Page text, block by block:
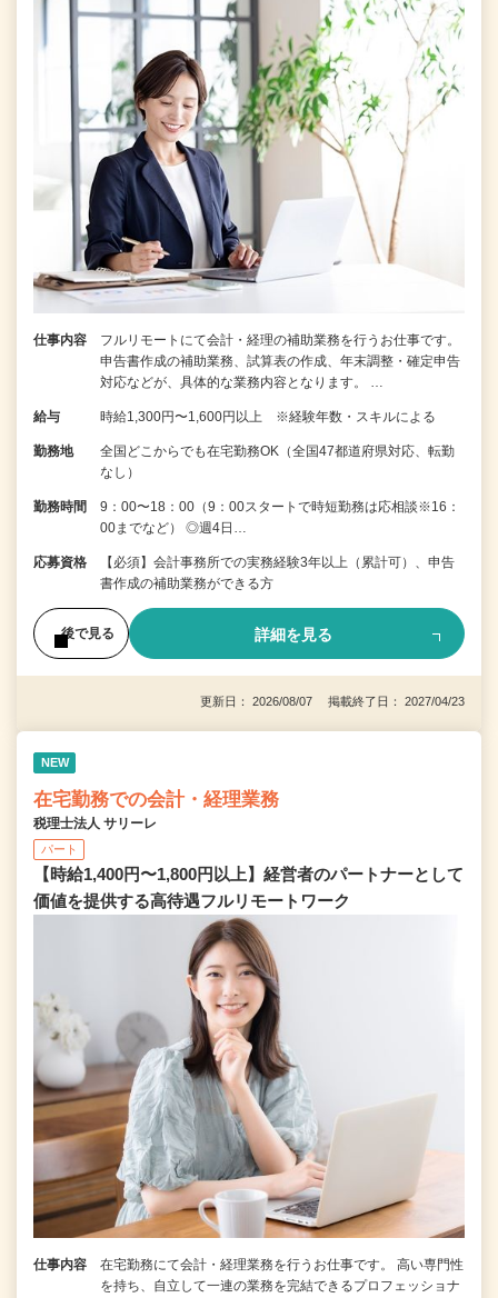
仕事内容
フルリモートにて会計・経理の補助業務を行うお仕事です。
申告書作成の補助業務、試算表の作成、年末調整・確定申告
対応などが、具体的な業務内容となります。 …
給与 時給1,300円〜1,600円以上 ※経験年数・スキルによる
勤務地
全国どこからでも在宅勤務OK（全国47都道府県対応、転勤
なし）
勤務時間
9：00〜18：00（9：00スタートで時短勤務は応相談※16：
00までなど） ◎週4日…
応募資格
【必須】会計事務所での実務経験3年以上（累計可）、申告
書作成の補助業務ができる方
後で見る 詳細を見る
更新日： 2026/08/07 掲載終了日： 2027/04/23
NEW
在宅勤務での会計・経理業務
税理士法人 サリーレ
パート
【時給1,400円〜1,800円以上】経営者のパートナーとして
価値を提供する⾼待遇フルリモートワーク
仕事内容
在宅勤務にて会計・経理業務を行うお仕事です。 高い専門性
を持ち、自立して一連の業務を完結できるプロフェッショナ